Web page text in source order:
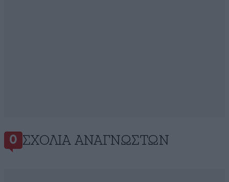
0 ΣΧΌΛΙΑ ΑΝΑΓΝΩΣΤΏΝ